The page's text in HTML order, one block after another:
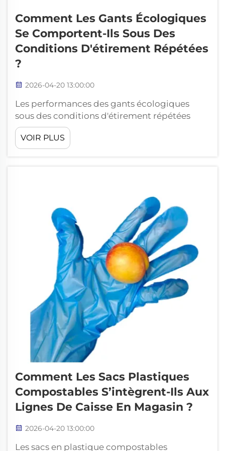
Comment Les Gants Écologiques
Se Comportent-Ils Sous Des
Conditions D'étirement Répétées
?
2026-04-20 13:00:00
Les performances des gants écologiques
sous des conditions d'étirement répétées
constituent un critère d'évaluation essentiel
pour les industries qui passent à des
équipements de protection durables. Alors
VOIR PLUS
Comment Les Sacs Plastiques
Compostables S’intègrent-Ils Aux
Lignes De Caisse En Magasin ?
2026-04-20 13:00:00
Les sacs en plastique compostables